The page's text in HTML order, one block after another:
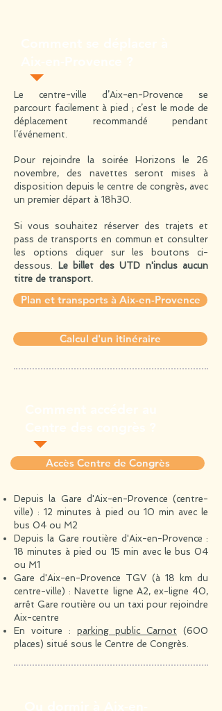
Le centre-ville d’Aix-en-Provence se
parcourt facilement à pied ; c’est le mode de
déplacement recommandé pendant
l’événement.
Pour rejoindre la soirée Horizons le 26
novembre, des navettes seront mises à
disposition depuis le centre de congrès, avec
un premier départ à 18h30.
Si vous souhaitez réserver des trajets et
pass de transports en commun et consulter
les options cliquer sur les boutons ci-
dessous.
Le billet des UTD n'inclus aucun
titre de transport.
Plan et transports à Aix-en-Provence
Calcul d'un itinéraire
Accès Centre de Congrès
Depuis la Gare d'Aix-en-Provence (centre-
ville) :12 minutes à pied ou 10 min avec le
bus 04 ou M2
Depuis la Gare routière d'Aix-en-Provence :
18 minutes à piedou 15 min avec le bus 04
ou M1
Gare d'Aix-en-Provence TGV (à 18 km du
centre-ville) : Navette ligne A2, ex-ligne 40,
arrêt Gare routière ou un taxi pour rejoindre
Aix-centre
En voiture : parking public Carnot (600
places) situé sous le Centre de Congrès.